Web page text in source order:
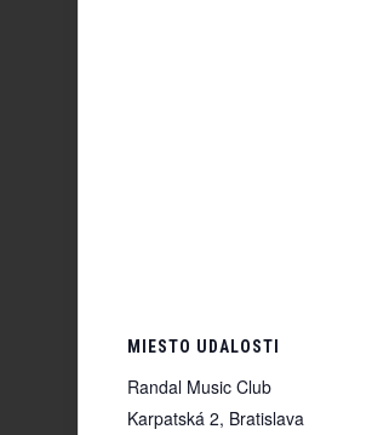
MIESTO UDALOSTI
Randal Music Club
Karpatská 2, Bratislava